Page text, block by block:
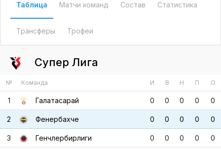
Таблица Матчи команд Состав Статистика
Трансферы Трофеи
Супер Лига
№ Команда И В Н П О
1 Галатасарай 0 0 0 0 0
2 Фенербахче 0 0 0 0 0
3 Генчлербирлиги 0 0 0 0 0